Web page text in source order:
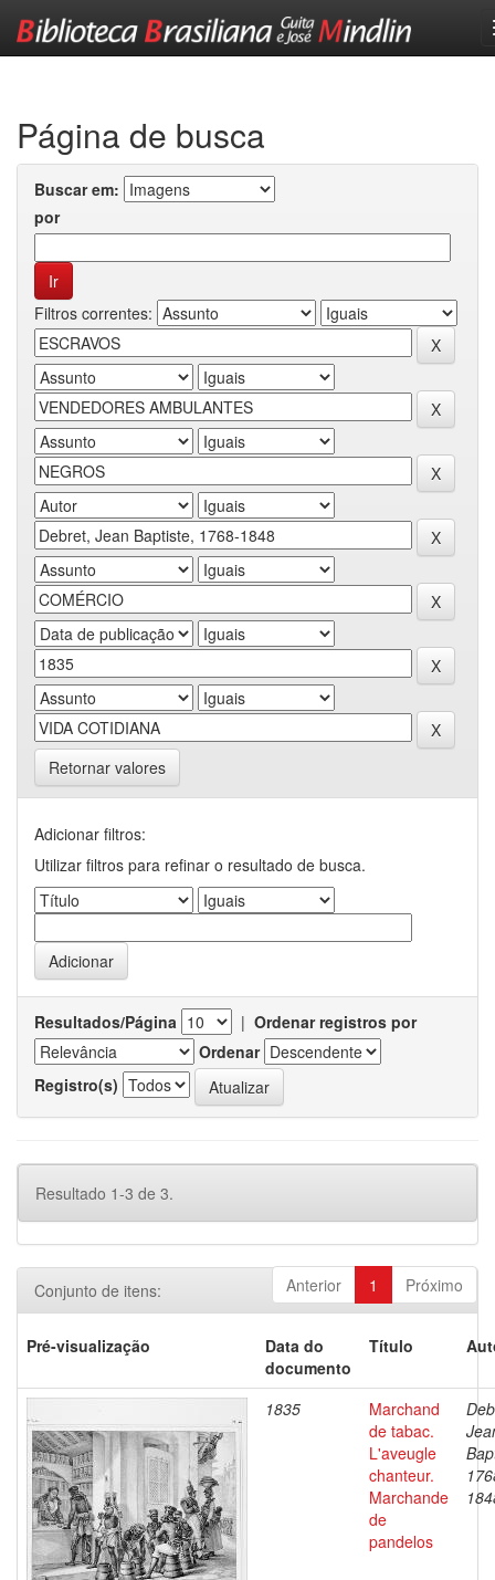
Página de busca
Buscar em:
por
Filtros correntes:
Retornar valores
Adicionar filtros:
Utilizar filtros para refinar o resultado de busca.
Resultados/Página | Ordenar registros por
Ordenar
Registro(s)
Resultado 1-3 de 3.
Anterior 1 Próximo
Conjunto de itens:
Pré-visualização
Data do
documento
Título
1835
Marchand
de tabac.
L'aveugle
chanteur.
Marchande
de
pandelos